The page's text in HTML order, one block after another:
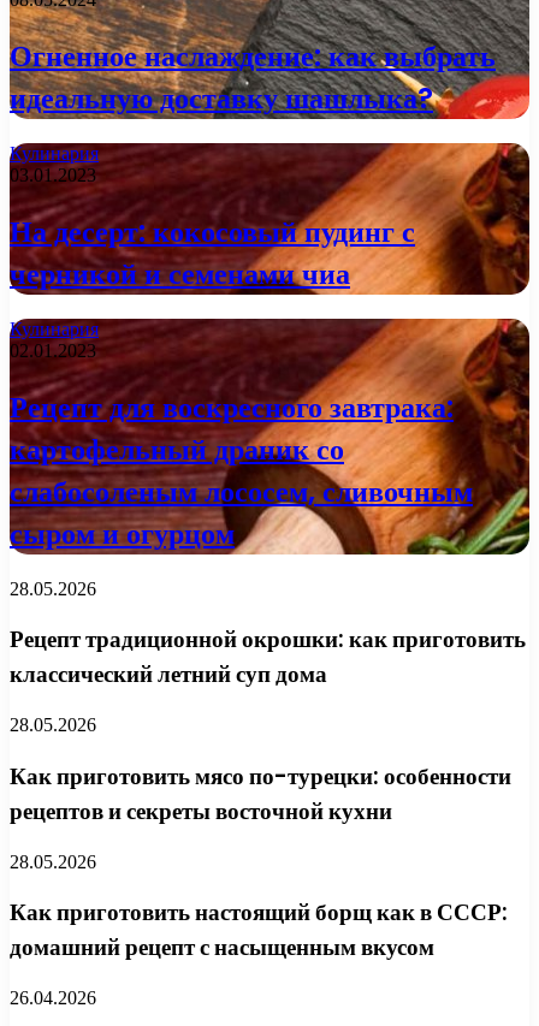
Огненное наслаждение: как выбрать
идеальную доставку шашлыка?
Кулинария
03.01.2023
На десерт: кокосовый пудинг с
черникой и семенами чиа
Кулинария
02.01.2023
Рецепт для воскресного завтрака:
картофельный драник со
слабосоленым лососем, сливочным
сыром и огурцом
28.05.2026
Рецепт традиционной окрошки: как приготовить
классический летний суп дома
28.05.2026
Как приготовить мясо по-турецки: особенности
рецептов и секреты восточной кухни
28.05.2026
Как приготовить настоящий борщ как в СССР:
домашний рецепт с насыщенным вкусом
26.04.2026